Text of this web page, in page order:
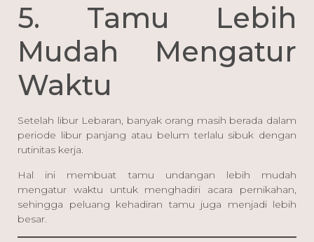
5. Tamu Lebih
Mudah Mengatur
Waktu
Setelah libur Lebaran, banyak orang masih berada dalam
periode libur panjang atau belum terlalu sibuk dengan
rutinitas kerja.
Hal ini membuat tamu undangan lebih mudah
mengatur waktu untuk menghadiri acara pernikahan,
sehingga peluang kehadiran tamu juga menjadi lebih
besar.